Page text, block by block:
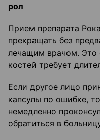
рол
Прием препарата
прекращать без
лечащим врачом. Это
костей требует
Если другое лицо
капсулы по ошибке,
немедленно
обратиться в